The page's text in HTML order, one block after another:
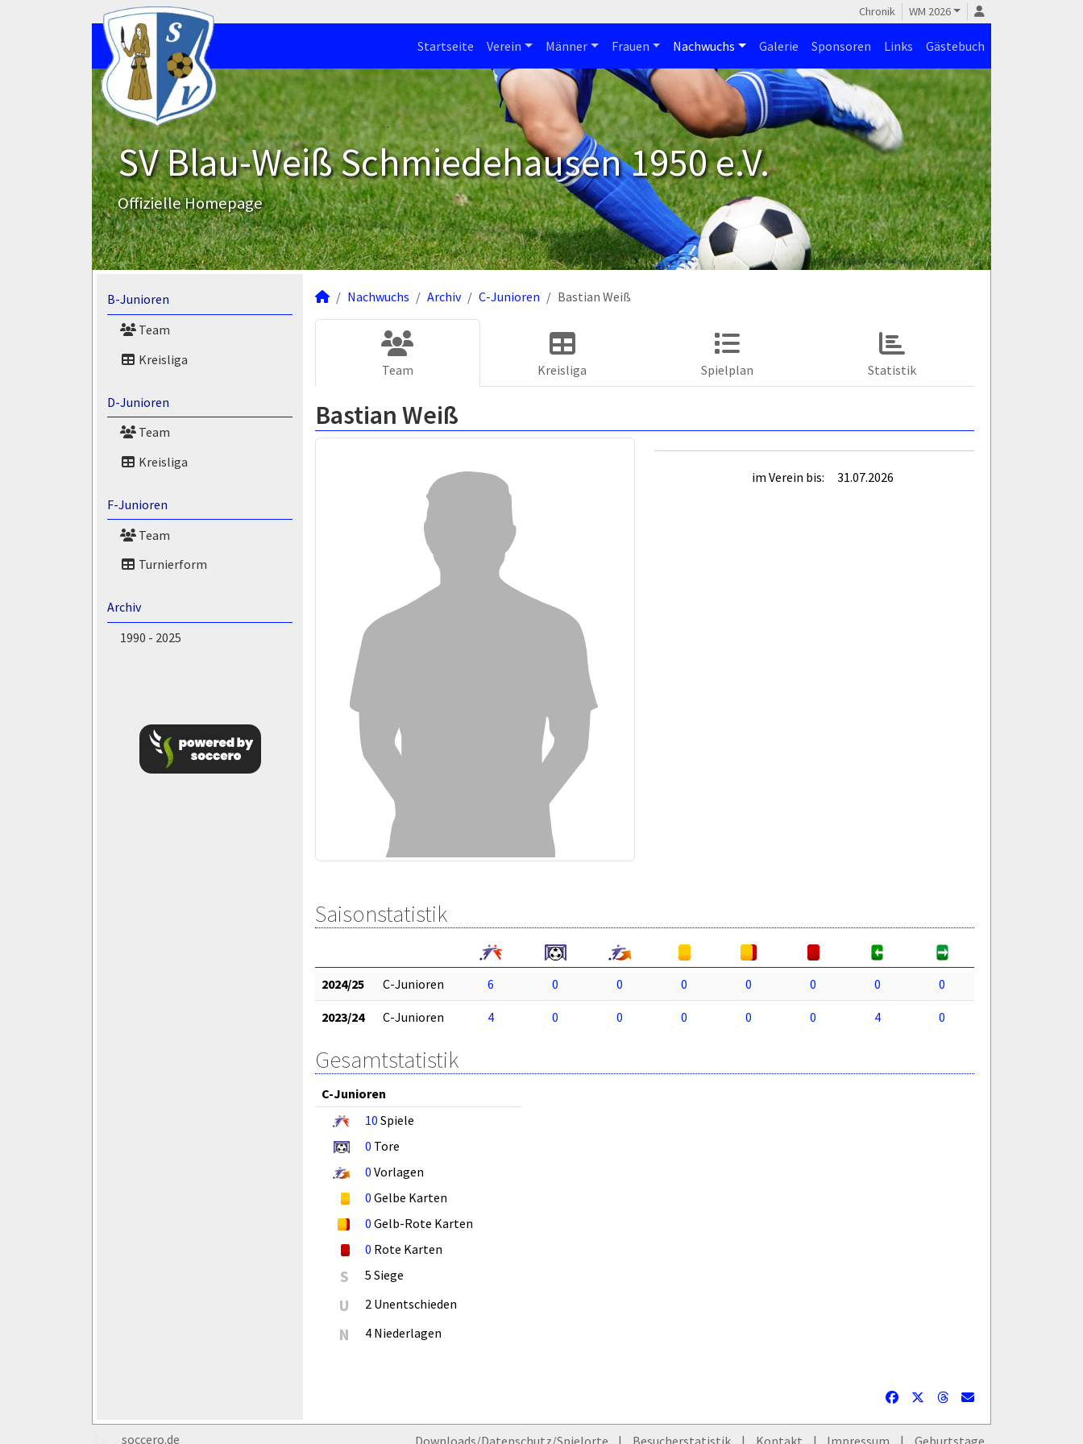
Chronik WM 2026
Startseite Verein Männer Frauen Nachwuchs Galerie Sponsoren Links Gästebuch
SV Blau-Weiß Schmiedehausen 1950 e.V.
Offizielle Homepage
B-Junioren
Team
Kreisliga
D-Junioren
Team
Kreisliga
F-Junioren
Team
Turnierform
Archiv
1990 - 2025
Nachwuchs Archiv C-Junioren Bastian Weiß
Team Kreisliga Spielplan Statistik
Bastian Weiß
im Verein bis: 31.07.2026
Saisonstatistik
2024/25 C-Junioren 6 0 0 0 0 0 0 0
2023/24 C-Junioren 4 0 0 0 0 0 4 0
Gesamtstatistik
C-Junioren
10 Spiele
0 Tore
0 Vorlagen
0 Gelbe Karten
0 Gelb-Rote Karten
0 Rote Karten
S 5 Siege
U 2 Unentschieden
N 4 Niederlagen
soccero.de Downloads/Datenschutz/Spielorte Besucherstatistik Kontakt Impressum Geburtstage